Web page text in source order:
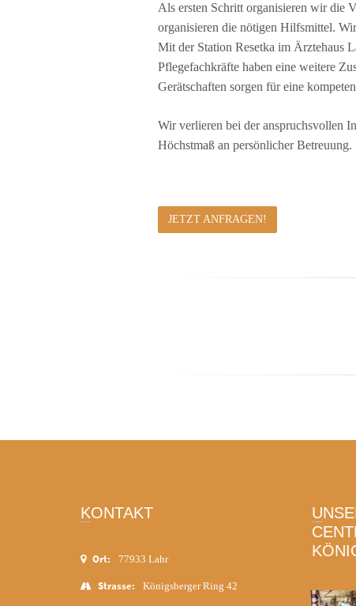
Als ersten Schritt organisieren wir die
organisieren die nötigen Hilfsmittel.
Mit der Station Resetka im Ärztehaus
Pflegefachkräfte haben eine weitere
Gerätschaften sorgen für eine
Wir verlieren bei der anspruchsvollen
Höchstmaß an persönlicher Betreuung.
JETZT ANFRAGEN!
KONTAKT
Ort: 77933 Lahr
Strasse: Königsberger Ring 42
UNSER CAFÉ IM PFLEGE-